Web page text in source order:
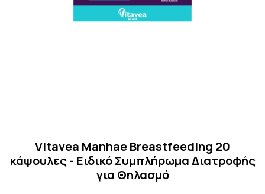
Vitavea Manhae Breastfeeding 20
κάψουλες - Ειδικό Συμπλήρωμα Διατροφής
για Θηλασμό